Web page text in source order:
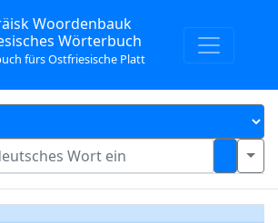
Woordenbauk
Wörterbuch
fürs Ostfriesische Platt